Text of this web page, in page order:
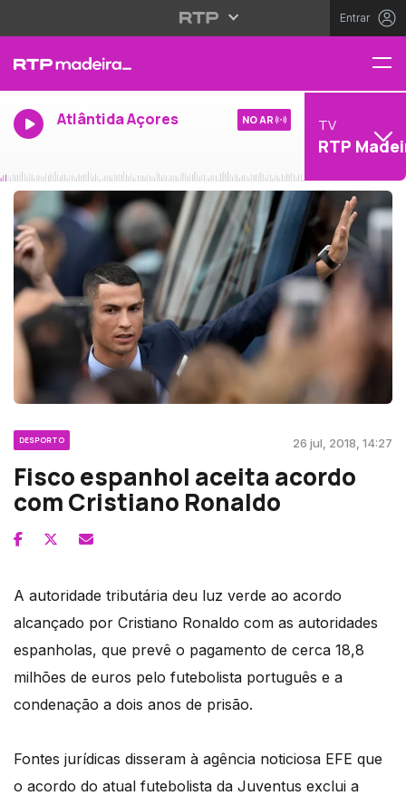
Entrar
Atlântida Açores NO AR TV
RTP
DESPORTO 26 jul, 2018, 14:27
Fisco espanhol aceita acordo
com Cristiano Ronaldo
A autoridade tributária deu luz verde ao acordo
alcançado por Cristiano Ronaldo com as autoridades
espanholas, que prevê o pagamento de cerca 18,8
milhões de euros pelo futebolista português e a
condenação a dois anos de prisão.
Fontes jurídicas disseram à agência noticiosa EFE que
o acordo do atual futebolista da Juventus exclui a